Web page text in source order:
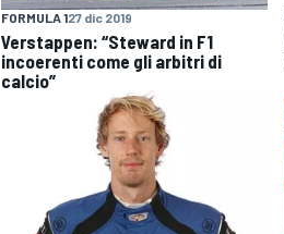
FORMULA 127 dic 2019
Verstappen: “Steward in F1
incoerenti come gli arbitri di
calcio”